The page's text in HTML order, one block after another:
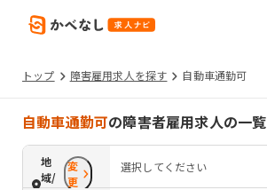
トップ 障害雇用求人を探す 自動車通勤可
自動車通勤可の障害者雇用求人の一覧
地
域/
変
更
選択してください